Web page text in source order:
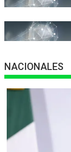
NACIONALES